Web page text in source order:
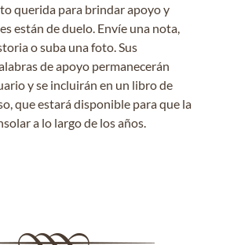
querida para brindar apoyo y
están de duelo. Envíe una nota,
o suba una foto. Sus
de apoyo permanecerán
y se incluirán en un libro de
que estará disponible para que la
a lo largo de los años.